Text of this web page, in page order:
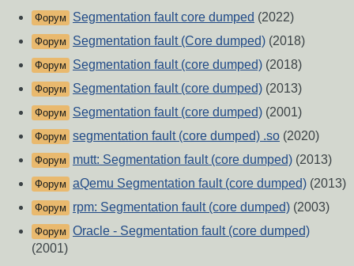
Форум Segmentation fault core dumped (2022)
Форум Segmentation fault (Core dumped) (2018)
Форум Segmentation fault (core dumped) (2018)
Форум Segmentation fault (core dumped) (2013)
Форум Segmentation fault (core dumped) (2001)
Форум segmentation fault (core dumped) .so (2020)
Форум mutt: Segmentation fault (core dumped) (2013)
Форум aQemu Segmentation fault (core dumped) (2013)
Форум rpm: Segmentation fault (core dumped) (2003)
Форум Oracle - Segmentation fault (core dumped)
(2001)